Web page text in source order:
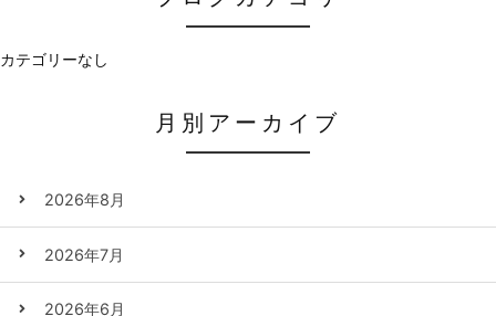
カテゴリーなし
月別アーカイブ
2026年8月
2026年7月
2026年6月